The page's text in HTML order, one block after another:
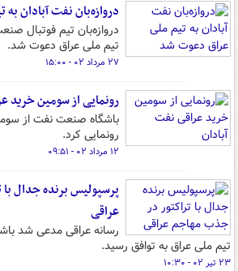
دروازه‌بان نفت آبادان
دروازه‌بان تیم فوتبال
تیم ملی عراق دعوت شد.
۲۷ مرداد ۰۲ - ۱۵:۰۰
رونمایی از سومین خرید
باشگاه صنعت نفت از
رونمایی کرد.
۱۲ مرداد ۰۲ - ۰۹:۵۱
پرسپولیس برنده جدال
عراقی
رسانه عراقی مدعی شد
تیم ملی عراق به توافق رسید.
۲۳ تیر ۰۲ - ۱۰:۳۰